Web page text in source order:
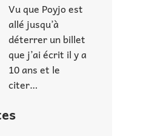
Vu que Poyjo est
allé jusqu’à
déterrer un billet
que j’ai écrit il y a
10 ans et le
citer…